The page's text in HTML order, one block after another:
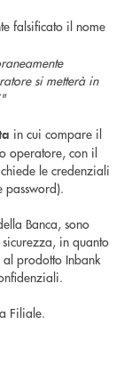
falsificato il nome
si metterà in
in cui compare il
operatore, con il
le credenziali
password).
Banca, sono
in quanto
prodotto Inbank
Filiale.